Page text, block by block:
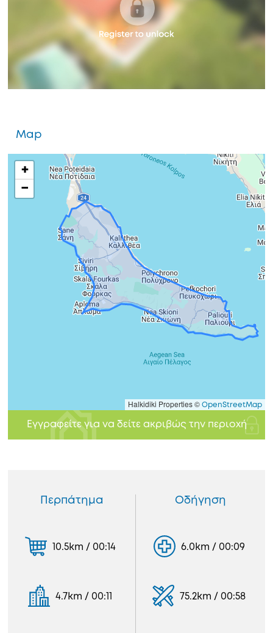
Map
+
−
Halkidiki Properties © OpenStreetMap
Εγγραφείτε για να δείτε ακριβώς την περιοχή
Περπάτημα
10.5km / 00:14
4.7km / 00:11
Οδήγηση
6.0km / 00:09
75.2km / 00:58